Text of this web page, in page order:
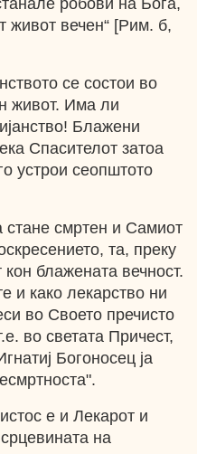
робови на Бога,
живот вечен“ [Рим. б,
се состои во
живот. Има ли
Блажени
Спасителот затоа
устрои сеопштото
стане смртен и Самиот
та, преку
блажената вечност.
и како лекарство ни
во Своето пречисто
во светата Причест,
Богоносец ја
е и Лекарот и
на